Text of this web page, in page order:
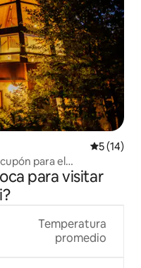
5 (14)
para el
Resort
para visitar
Temperatura
promedio